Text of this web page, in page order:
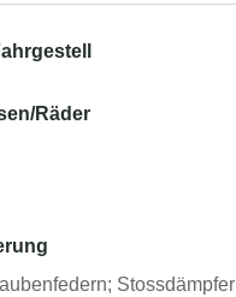
Räder
Stossdämpfer